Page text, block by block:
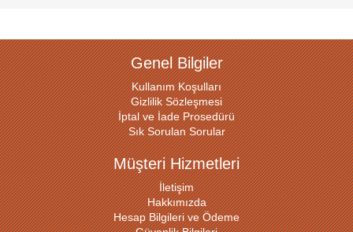
Genel Bilgiler
Kullanım Koşulları
Gizlilik Sözleşmesi
İptal ve İade Prosedürü
Sık Sorulan Sorular
Müşteri Hizmetleri
İletişim
Hakkımızda
Hesap Bilgileri ve Ödeme